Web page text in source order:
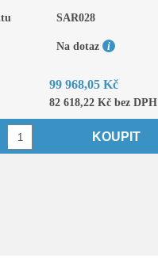
SAR028
Na dotaz
99 968,05 Kč
82 618,22 Kč bez DPH
KOUPIT